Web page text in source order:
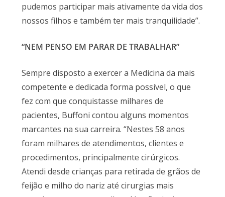
pudemos participar mais ativamente da vida dos
nossos filhos e também ter mais tranquilidade”.
“NEM PENSO EM PARAR DE TRABALHAR”
Sempre disposto a exercer a Medicina da mais
competente e dedicada forma possível, o que
fez com que conquistasse milhares de
pacientes, Buffoni contou alguns momentos
marcantes na sua carreira. “Nestes 58 anos
foram milhares de atendimentos, clientes e
procedimentos, principalmente cirúrgicos.
Atendi desde crianças para retirada de grãos de
feijão e milho do nariz até cirurgias mais